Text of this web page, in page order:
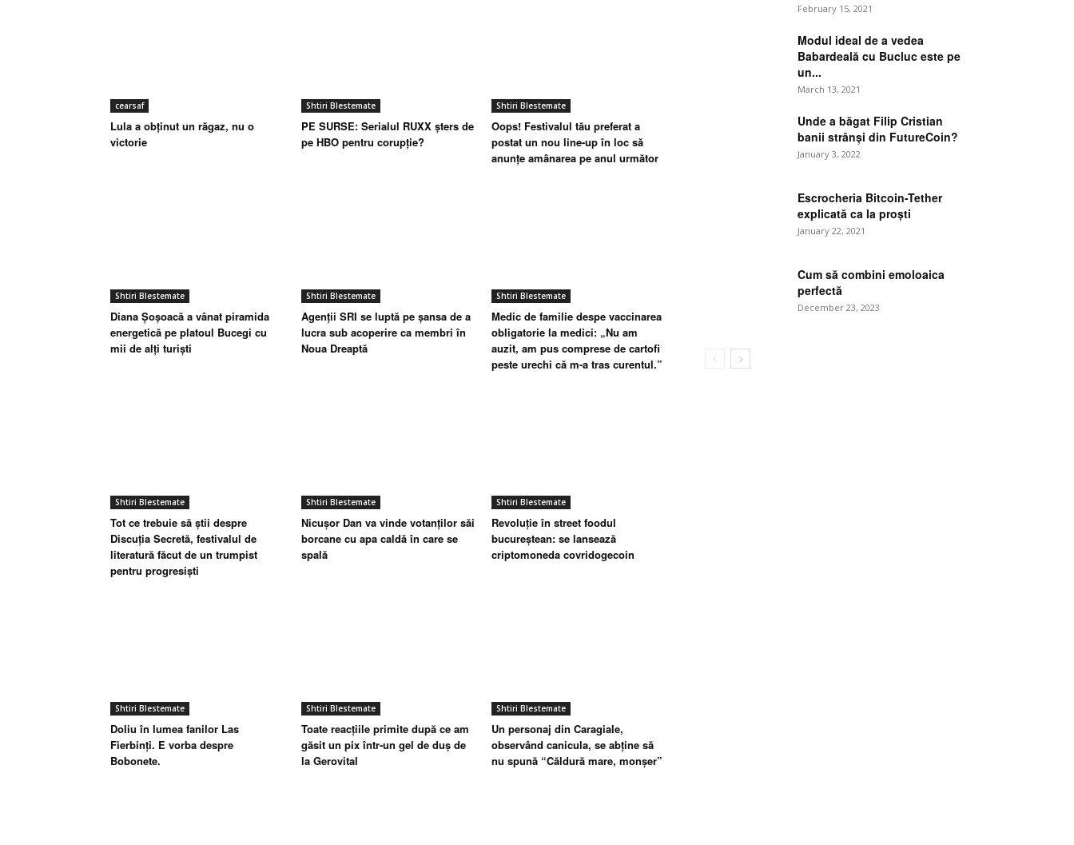
cearsaf
Lula a obținut un răgaz, nu o
victorie
Shtiri Blestemate
PE SURSE: Serialul RUXX șters de
pe HBO pentru corupție?
Shtiri Blestemate
Oops! Festivalul tău preferat a
postat un nou line-up în loc să
anunțe amânarea pe anul următor
Shtiri Blestemate
Diana Șoșoacă a vânat piramida
energetică pe platoul Bucegi cu
mii de alți turiști
Shtiri Blestemate
Agenții SRI se luptă pe șansa de a
lucra sub acoperire ca membri în
Noua Dreaptă
Shtiri Blestemate
Medic de familie despe vaccinarea
obligatorie la medici: „Nu am
auzit, am pus comprese de cartofi
peste urechi că m-a tras curentul.”
Shtiri Blestemate
Tot ce trebuie să știi despre
Discuția Secretă, festivalul de
literatură făcut de un trumpist
pentru progresiști
Shtiri Blestemate
Nicușor Dan va vinde votanților săi
borcane cu apa caldă în care se
spală
Shtiri Blestemate
Revoluție în street foodul
bucureștean: se lansează
criptomoneda covridogecoin
Shtiri Blestemate
Doliu în lumea fanilor Las
Fierbinți. E vorba despre
Bobonete.
Shtiri Blestemate
Toate reacțiile primite după ce am
găsit un pix într-un gel de duș de
la Gerovital
Shtiri Blestemate
Un personaj din Caragiale,
observând canicula, se abține să
nu spună “Căldură mare, monșer”
February 15, 2021
Modul ideal de a vedea
Babardeală cu Bucluc este pe
un...
March 13, 2021
Unde a băgat Filip Cristian
banii strânși din FutureCoin?
January 3, 2022
Escrocheria Bitcoin-Tether
explicată ca la proști
January 22, 2021
Cum să combini emoloaica
perfectă
December 23, 2023